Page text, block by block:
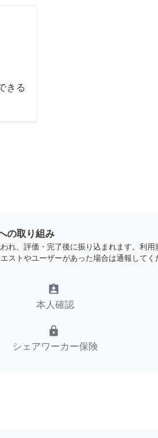
きる
の取り組み
れ、評価・完了後に振り込まれます。利用
ストやユーザーがあった場合は通報してく
assignment_ind
本人確認
lock
シェアワーカー保険